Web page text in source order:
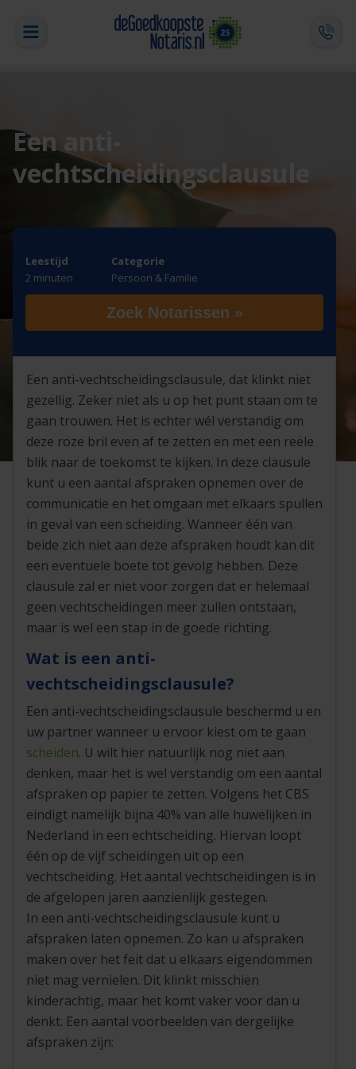
Een anti-
vechtscheidingsclausule
Leestijd
2 minuten
Categorie
Persoon & Familie
Zoek Notarissen »
Een anti-vechtscheidingsclausule, dat klinkt niet
gezellig. Zeker niet als u op het punt staan om te
gaan trouwen. Het is echter wél verstandig om
deze roze bril even af te zetten en met een reële
blik naar de toekomst te kijken. In deze clausule
kunt u een aantal afspraken opnemen over de
communicatie en het omgaan met elkaars spullen
in geval van een scheiding. Wanneer één van
beide zich niet aan deze afspraken houdt kan dit
een eventuele boete tot gevolg hebben. Deze
clausule zal er niet voor zorgen dat er helemaal
geen vechtscheidingen meer zullen ontstaan,
maar is wel een stap in de goede richting.
Wat is een anti-
vechtscheidingsclausule?
Een anti-vechtscheidingsclausule beschermd u en
uw partner wanneer u ervoor kiest om te gaan
scheiden. U wilt hier natuurlijk nog niet aan
denken, maar het is wel verstandig om een aantal
afspraken op papier te zetten. Volgens het CBS
eindigt namelijk bijna 40% van alle huwelijken in
Nederland in een echtscheiding. Hiervan loopt
één op de vijf scheidingen uit op een
vechtscheiding. Het aantal vechtscheidingen is in
de afgelopen jaren aanzienlijk gestegen.
In een anti-vechtscheidingsclausule kunt u
afspraken laten opnemen. Zo kan u afspraken
maken over het feit dat u elkaars eigendommen
niet mag vernielen. Dit klinkt misschien
kinderachtig, maar het komt vaker voor dan u
denkt. Een aantal voorbeelden van dergelijke
afspraken zijn: